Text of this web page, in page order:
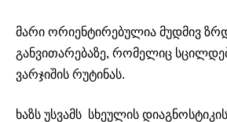
მარი ორიენტირებულია მუდმივ
განვითარებაზე, რომელიც
ვარჯიშის რუტინას.
ხაზს უსვამს სხეულის